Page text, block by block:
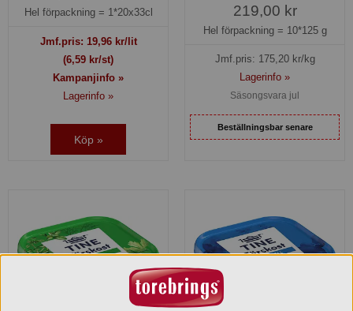
Hel förpackning = 1*20x33cl
Jmf.pris: 19,96kr/lit
(6,59 kr/st)
Kampanjinfo »
Lagerinfo »
Köp »
219,00 kr
Hel förpackning = 10*125 g
Jmf.pris: 175,20kr/kg
Lagerinfo »
Säsongsvara jul
Beställningsbar senare